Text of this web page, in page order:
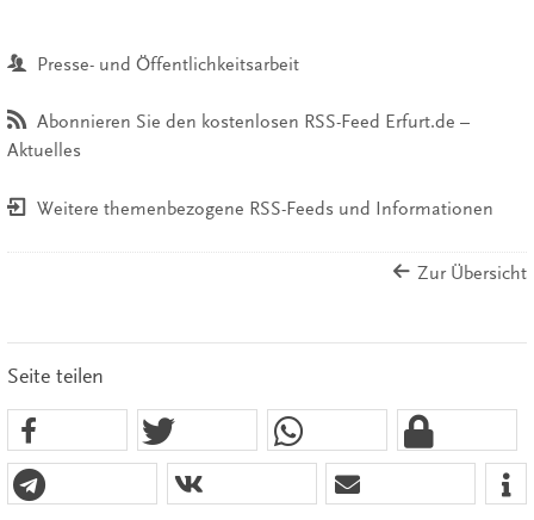
Presse- und Öffentlichkeitsarbeit
Abonnieren Sie den kostenlosen RSS-Feed Erfurt.de –
Aktuelles
Weitere themenbezogene RSS-Feeds und Informationen
Zur Übersicht
Seite teilen